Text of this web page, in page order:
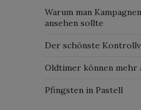
Warum man
ansehen sollte
Der schönste
Oldtimer können mehr
Pfingsten in Pastell